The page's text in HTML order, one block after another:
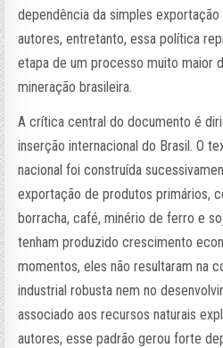
dependência da simples
autores, entretanto, essa política
etapa de um processo muito maior
mineração brasileira.
A crítica central do documento é
inserção internacional do Brasil. O
nacional foi construída
exportação de produtos primários,
borracha, café, minério de ferro e
tenham produzido crescimento
momentos, eles não resultaram na
industrial robusta nem no
associado aos recursos naturais
autores, esse padrão gerou forte